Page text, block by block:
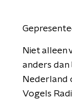
Niet alleen
anders dan
Nederland
Vogels